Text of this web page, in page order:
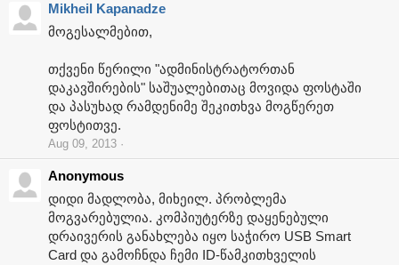
Mikheil Kapanadze
მოგესალმებით,
თქვენი წერილი "ადმინისტრატორთან
დაკავშირების" საშუალებითაც მოვიდა ფოსტაში
და პასუხად რამდენიმე შეკითხვა მოგწერეთ
ფოსტითვე.
Aug 09, 2013
Anonymous
დიდი მადლობა, მიხეილ. პრობლემა
მოგვარებულია. კომპიუტერზე დაყენებული
დრაივერის განახლება იყო საჭირო USB Smart
Card და გამოჩნდა ჩემი ID-წამკითხველის